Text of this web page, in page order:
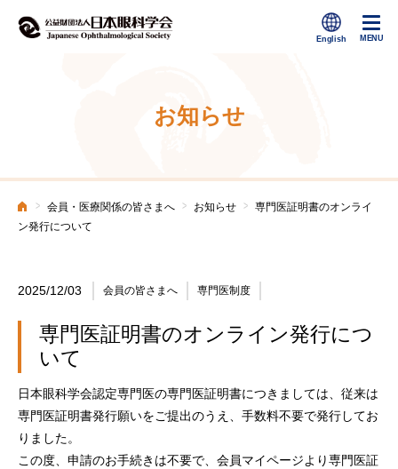
お知らせ
ホーム
> 会員・医療関係の皆さまへ > お知らせ > 専門医証明書のオンライ
ン発行について
2025/12/03 会員の皆さまへ 専門医制度
専門医証明書のオンライン発行につ
いて
日本眼科学会認定専門医の専門医証明書につきましては、従来は
専門医証明書発行願いをご提出のうえ、手数料不要で発行してお
りました。
この度、申請のお手続きは不要で、会員マイページより専門医証